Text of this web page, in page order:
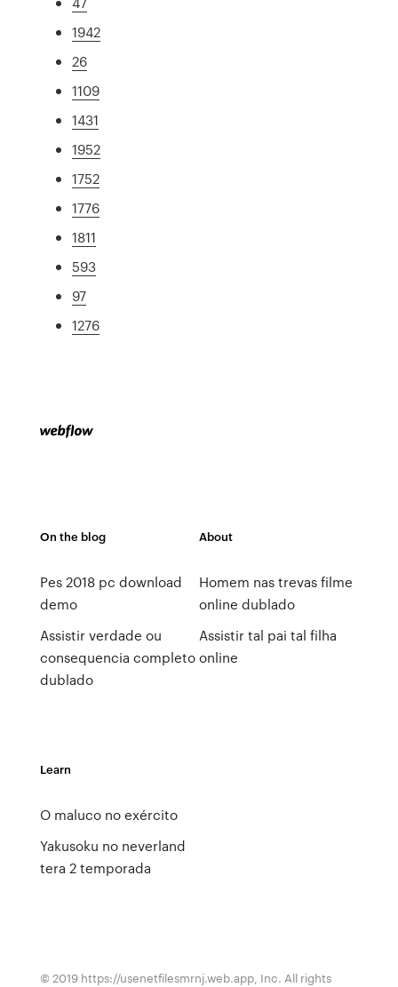
1942
26
1109
1431
1952
1752
1776
1811
593
97
1276
On the blog
Pes 2018 pc download
demo
Assistir verdade ou
consequencia completo
dublado
About
Homem nas trevas filme
online dublado
Assistir tal pai tal filha
online
Learn
O maluco no exército
Yakusoku no neverland
tera 2 temporada
© 2019 https://usenetfilesmrnj.web.app, Inc. All rights